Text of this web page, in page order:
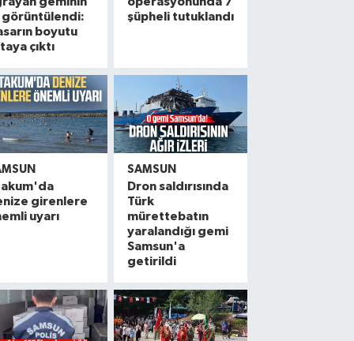
görüntülendi:
boyutu
çıktı
şüpheli tutuklandı
girenlere
uyarı
SAMSUN
Dron saldırısında
Türk
mürettebatın
yaralandığı gemi
Samsun'a
getirildi